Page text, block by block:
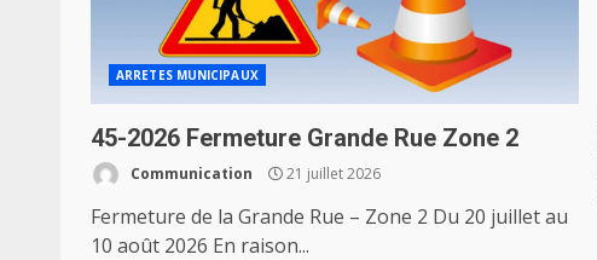
ARRETES MUNICIPAUX
45-2026 Fermeture Grande Rue Zone 2
Communication 21 juillet 2026
Fermeture de la Grande Rue – Zone 2 Du 20 juillet au
10 août 2026 En raison...